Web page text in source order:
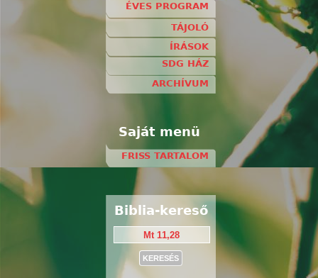
ÉVES PROGRAM
TÁJOLÓ
ÍRÁSOK
SDG HÁZ
ARCHÍVUM
Saját menü
FRISS TARTALOM
Biblia-kereső